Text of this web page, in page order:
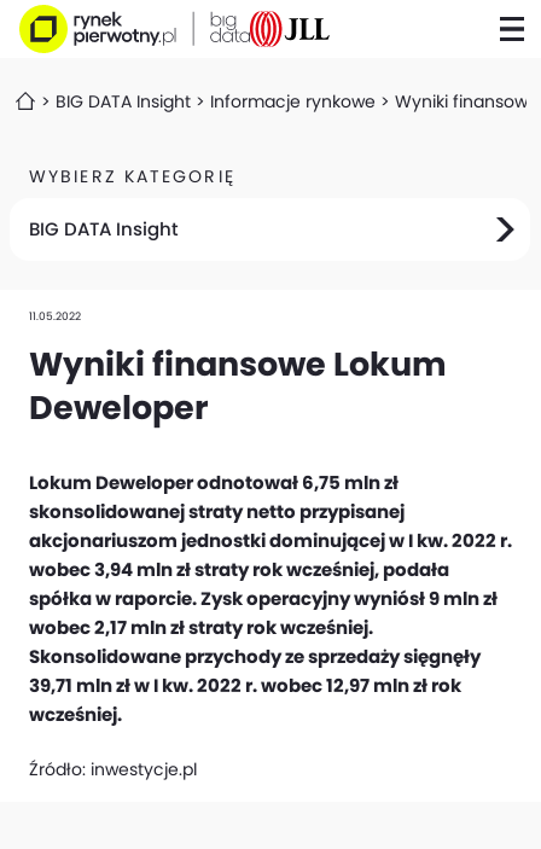
BIG DATA Insight Informacje rynkowe Wyniki
WYBIERZ KATEGORIĘ
BIG DATA Insight
11.05.2022
Wyniki finansowe Lokum
Deweloper
Lokum Deweloper odnotował 6,75 mln zł
skonsolidowanej straty netto przypisanej
akcjonariuszom jednostki dominującej w I kw. 2022 r.
wobec 3,94 mln zł straty rok wcześniej, podała
spółka w raporcie. Zysk operacyjny wyniósł 9 mln zł
wobec 2,17 mln zł straty rok wcześniej.
Skonsolidowane przychody ze sprzedaży sięgnęły
39,71 mln zł w I kw. 2022 r. wobec 12,97 mln zł rok
wcześniej.
Źródło: inwestycje.pl